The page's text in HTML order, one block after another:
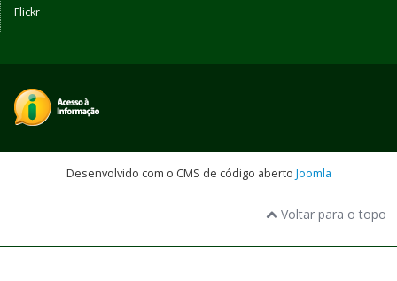
Flickr
Desenvolvido com o CMS de código aberto Joomla
Voltar para o topo